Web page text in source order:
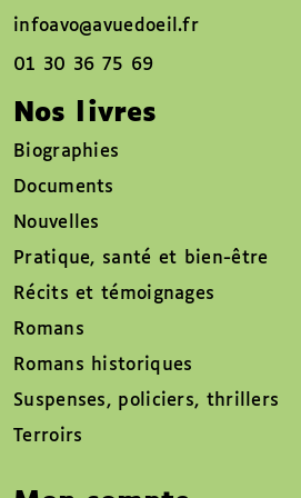
infoavo@avuedoeil.fr
01 30 36 75 69
Nos livres
Biographies
Documents
Nouvelles
Pratique, santé et bien-être
Récits et témoignages
Romans
Romans historiques
Suspenses, policiers, thrillers
Terroirs